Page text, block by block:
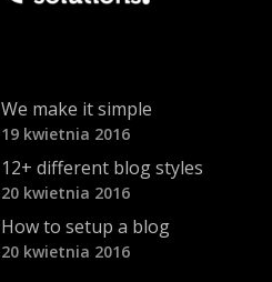
We make it simple
19 kwietnia 2016
12+ different blog styles
20 kwietnia 2016
How to setup a blog
20 kwietnia 2016